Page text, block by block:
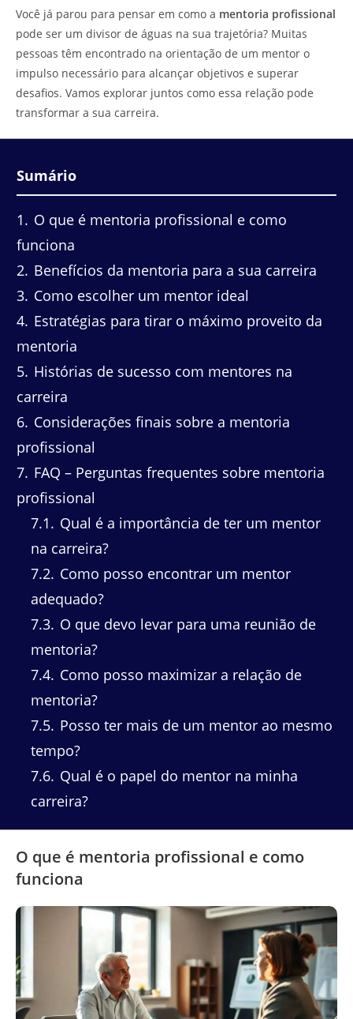
Você já parou para pensar em como a mentoria profissional
pode ser um divisor de águas na sua trajetória? Muitas
pessoas têm encontrado na orientação de um mentor o
impulso necessário para alcançar objetivos e superar
desafios. Vamos explorar juntos como essa relação pode
transformar a sua carreira.
Sumário
1
O que é mentoria profissional e como
funciona
2 Benefícios da mentoria para a sua carreira
3 Como escolher um mentor ideal
4 Estratégias para tirar o máximo proveito da
mentoria
5 Histórias de sucesso com mentores na
carreira
6 Considerações finais sobre a mentoria
profissional
7 FAQ – Perguntas frequentes sobre mentoria
profissional
7.1
Qual é a importância de ter um mentor
na carreira?
7.2 Como posso encontrar um mentor
adequado?
7.3 O que devo levar para uma reunião de
mentoria?
7.4 Como posso maximizar a relação de
mentoria?
7.5 Posso ter mais de um mentor ao mesmo
tempo?
7.6 Qual é o papel do mentor na minha
carreira?
O que é mentoria profissional e como
funciona